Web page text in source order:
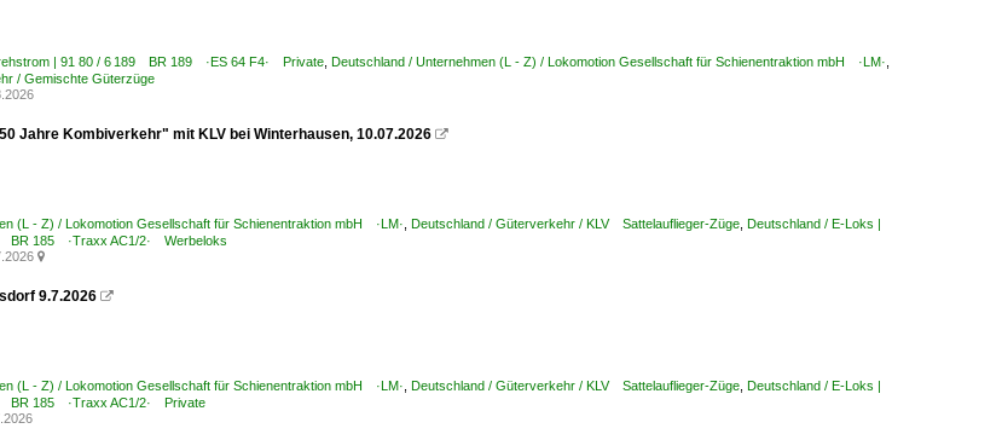
| 91 80 / 6 189 BR 189 ·ES 64 F4· Private Deutschland / Unternehmen (L - Z) / Lokomotion Gesellschaft für Schienentraktion mbH ·LM·
/ Gemischte Güterzüge
Jahre Kombiverkehr" mit KLV bei Winterhausen, 10.07.2026 
(L - Z) / Lokomotion Gesellschaft für Schienentraktion mbH ·LM· Deutschland / Güterverkehr / KLV Sattelauflieger-Züge Deutschland / E-Loks |
BR 185 ·Traxx AC1/2· Werbeloks

9.7.2026 
(L - Z) / Lokomotion Gesellschaft für Schienentraktion mbH ·LM· Deutschland / Güterverkehr / KLV Sattelauflieger-Züge Deutschland / E-Loks |
BR 185 ·Traxx AC1/2· Private